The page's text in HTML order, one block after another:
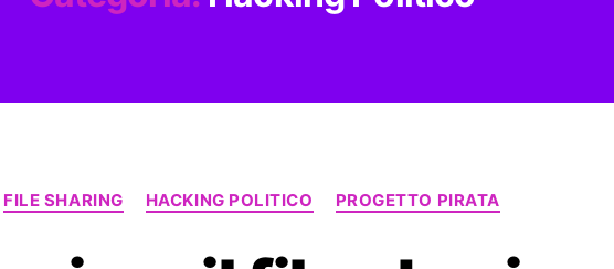
Categorie
FILE SHARING HACKING POLITICO PROGETTO PIRATA